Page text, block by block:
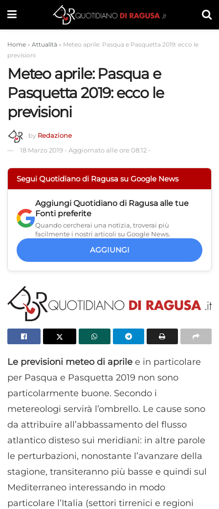
Home » Attualità » Meteo aprile: Pasqua e Pasquetta 2019: ecco le
previsioni
Meteo aprile: Pasqua e
Pasquetta 2019: ecco le
previsioni
by Redazione
18 Marzo 2019 - Aggiornato alle ore 08:12 -
Segui Quotidiano di Ragusa su Google News
Aggiungi Quotidiano di Ragusa alle tue
Fonti preferite
Quando cercherai una notizia, troverai più
facilmente i nostri articoli su Google News.
AGGIUNGI
Le previsioni meteo di aprile e in particolare
per Pasqua e Pasquetta 2019 non sono
particolarmente buone. Secondo i
metereologi servirà l’ombrello. Le cause sono
da attribuire all’abbassamento del flusso
atlantico disteso sui meridiani: in altre parole
le perturbazioni, nonostante l’avanzare della
stagione, transiteranno più basse e quindi sul
Mediterraneo interessando in modo
particolare l’Italia (settori tirrenici e regioni